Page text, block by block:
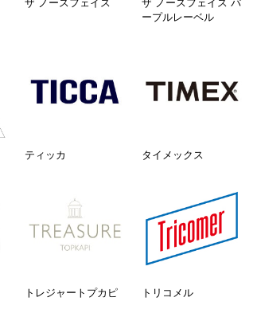
ザ ノースフェイス
ザ ノースフェイス パ
ープルレーベル
ティッカ タイメックス
トレジャートプカピ トリコメル